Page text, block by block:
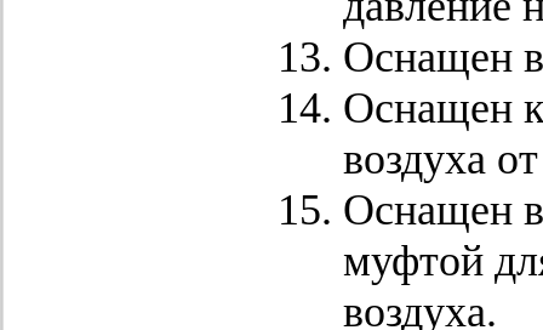
Оснащен
Оснащен
воздуха
Оснащен
муфтой
воздуха.